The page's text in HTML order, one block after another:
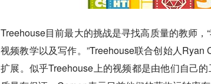
Treehouse目前最大的挑战是寻找高质量的教师
视频教学以及写作。”Treehouse联合创始人
扩展。似乎Treehouse上的视频都是由他们自己